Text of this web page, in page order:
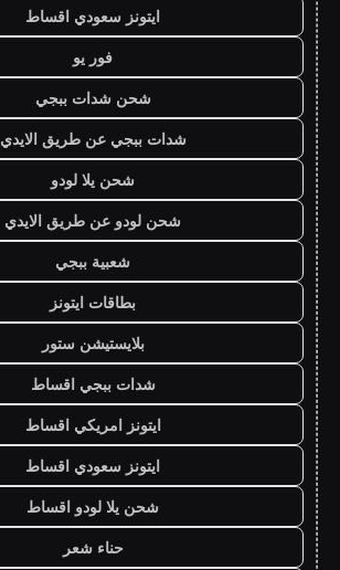
ايتونز سعودي اقساط
فور يو
شحن شدات ببجي
شدات ببجي عن طريق الايدي
شحن يلا لودو
شحن لودو عن طريق الايدي
شعبية ببجي
بطاقات ايتونز
بلايستيشن ستور
شدات ببجي اقساط
ايتونز امريكي اقساط
ايتونز سعودي اقساط
شحن يلا لودو اقساط
حناء شعر